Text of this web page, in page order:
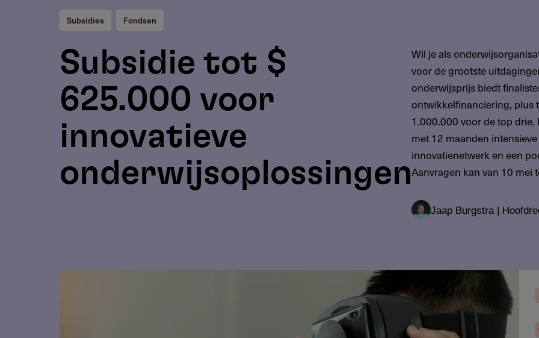
Subsidies Fondsen
Subsidie tot $
625.000 voor
innovatieve
onderwijsoplossingen
Wil je als
voor de grootste
onderwijsprijs biedt
ontwikkelfinanciering, plus
1.000.000 voor de top
met 12 maanden
innovatienetwerk en een
Aanvragen kan van 10 mei
Jaap Burgstra |